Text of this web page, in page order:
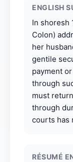
ENGLISH
In shoresh
Colon)
her
gentile
payment
through
must
through
courts has
RÉSUMÉ